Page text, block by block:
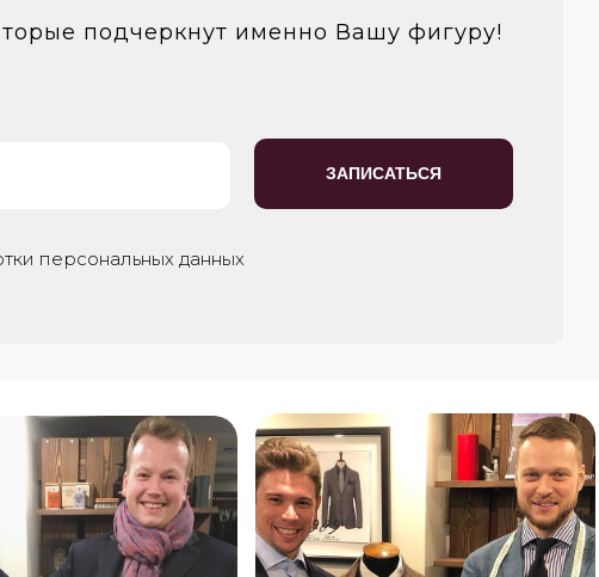
подчеркнут именно Вашу фигуру!
ЗАПИСАТЬСЯ
персональных данных